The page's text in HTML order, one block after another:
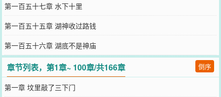
第一百五十七章 水下十里
第一百五十五章 湖神收过路钱
第一百五十六章 湖底不是神庙
章节列表，第1章~ 100章/共166章 倒序
第一章 坟里敲了三下门